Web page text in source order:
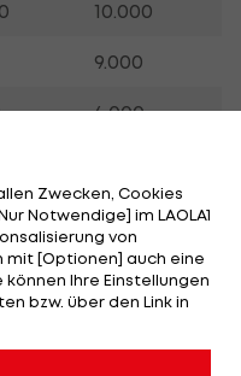
10.000
9.000
6.000
4.500
4.000
3.700
Zwecken, Cookies
Notwendige] im LAOLA1
von
mit [Optionen] auch eine
Ihre Einstellungen
bzw. über den Link in